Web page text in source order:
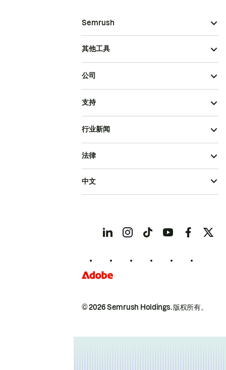
Semrush
其他工具
公司
支持
行业新闻
© 2026 Semrush Holdings.版权所有。
法律
中文